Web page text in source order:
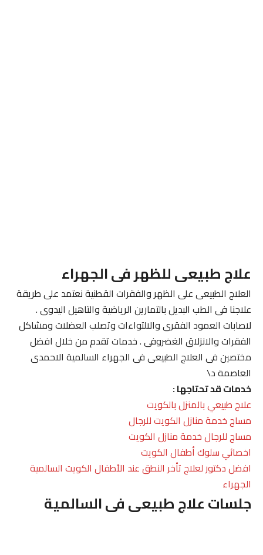
علاج طبيعى للظهر فى الجهراء
العلاج الطبيعى على الظهر والفقرات القطنية نعتمد على طريقة
علاجنا فى الطب البديل بالتمارين الرياضية والتاهيل اليدوى .
لاصابات العمود الفقرى والالتواءات وتصلب العضلات ومشاكل
الفقرات والانزلاق الغضروفى . خدمات تقدم من خلال افضل
مختصين فى العلاج الطبيعى فى الجهراء السالمية الاحمدى
العاصمة د\
خدمات قد تحتاجها :
علاج طبيعي بالمنزل بالكويت
مساج خدمة منازل الكويت للرجال
مساج للرجال خدمة منازل الكويت
اخصائي سلوك أطفال الكويت
افضل دكتور لعلاج تأخر النطق عند الأطفال الكويت السالمية
الجهراء
جلسات علاج طبيعى فى السالمية